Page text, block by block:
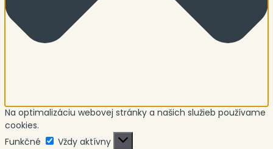
Na optimalizáciu webovej stránky a našich služieb používame
cookies.
Funkčné
Funkčné
Vždy aktívny